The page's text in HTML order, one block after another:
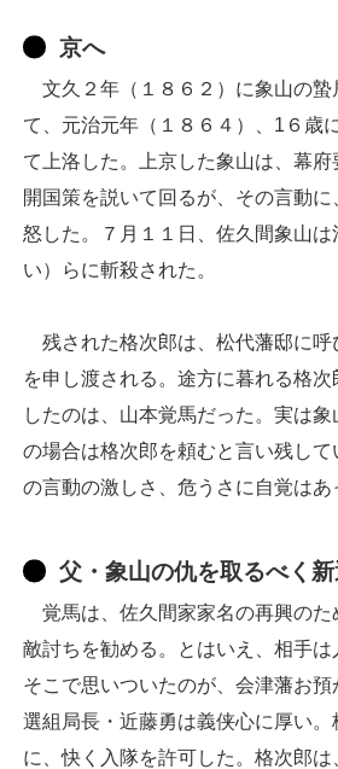
京へ
文久２年（１８６２）に象山の蟄
て、元治元年（１８６４）、1６歳
て上洛した。上京した象山は、幕府
開国策を説いて回るが、その言動
怒した。７月１１日、佐久間象山は
い）らに斬殺された。
残された格次郎は、松代藩邸に呼
を申し渡される。途方に暮れる格
したのは、山本覚馬だった。実は
の場合は格次郎を頼むと言い残し
の言動の激しさ、危うさに自覚はあ
父・象山の仇を取るべく
覚馬は、佐久間家家名の再興のた
敵討ちを勧める。とはいえ、相手は
そこで思いついたのが、会津藩お
選組局長・近藤勇は義侠心に厚い
に、快く入隊を許可した。格次郎